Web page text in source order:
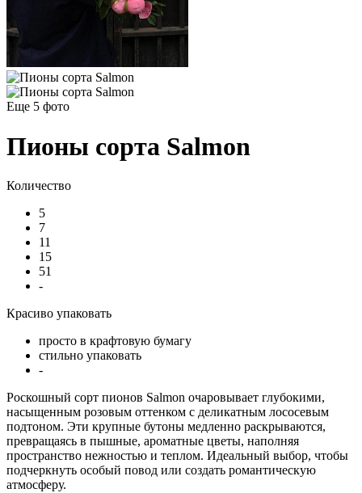
Еще 5 фото
Пионы сорта Salmon
Количество
5
7
11
15
51
-
Красиво упаковать
просто в крафтовую бумагу
стильно упаковать
-
Роскошный сорт пионов Salmon очаровывает глубокими,
насыщенным розовым оттенком с деликатным лососевым
подтоном. Эти крупные бутоны медленно раскрываются,
превращаясь в пышные, ароматные цветы, наполняя
пространство нежностью и теплом. Идеальный выбор, чтобы
подчеркнуть особый повод или создать романтическую
атмосферу.